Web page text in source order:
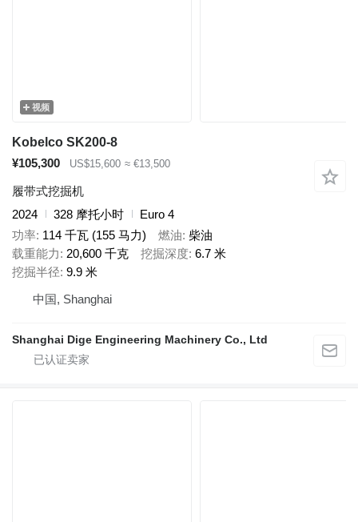
视频
Kobelco SK200-8
¥105,300
US$15,600 ≈ €13,500
履带式挖掘机
2024
328 摩托小时
Euro 4
功率 114 千瓦 (155 马力) 燃油 柴油
载重能力
20,600 千克 挖掘深度 6.7 米
挖掘半径 9.9 米
中国, Shanghai
Shanghai Dige Engineering Machinery Co., Ltd